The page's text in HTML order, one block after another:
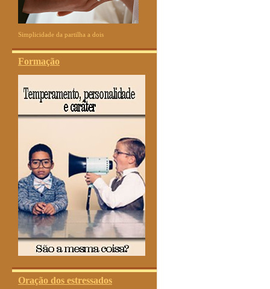
Simplicidade da partilha a dois
Formação
Oração dos estressados